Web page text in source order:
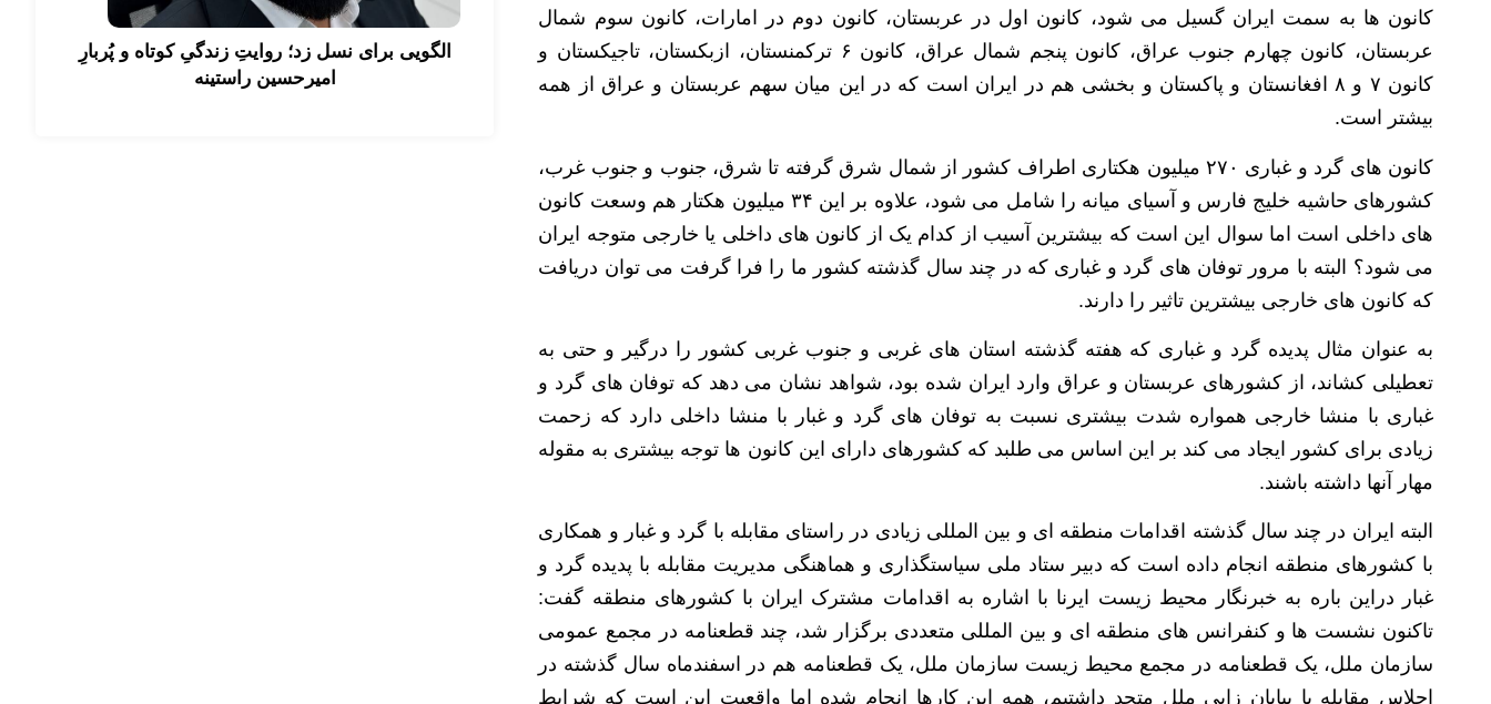
کانون ها به سمت ایران گسیل می شود، کانون اول در عربستان، کانون دوم در امارات، کانون سوم شمال
عربستان، کانون چهارم جنوب عراق، کانون پنجم شمال عراق، کانون ۶ ترکمنستان، ازبکستان، تاجیکستان و
کانون ٧ و ٨ افغانستان و پاکستان و بخشی هم در ایران است که در این میان سهم عربستان و عراق از همه
بیشتر است.
کانون های گرد و غباری ۲۷۰ میلیون هکتاری اطراف کشور از شمال شرق گرفته تا شرق، جنوب و جنوب غرب،
کشورهای حاشیه خلیج فارس و آسیای میانه را شامل می شود، علاوه بر این ۳۴ میلیون هکتار هم وسعت کانون
های داخلی است اما سوال این است که بیشترین آسیب از کدام یک از کانون های داخلی یا خارجی متوجه ایران
می شود؟ البته با مرور توفان های گرد و غباری که در چند سال گذشته کشور ما را فرا گرفت می توان دریافت
که کانون های خارجی بیشترین تاثیر را دارند.
به عنوان مثال پدیده گرد و غباری که هفته گذشته استان های غربی و جنوب غربی کشور را درگیر و حتی به
تعطیلی کشاند، از کشورهای عربستان و عراق وارد ایران شده بود، شواهد نشان می دهد که توفان های گرد و
غباری با منشا خارجی همواره شدت بیشتری نسبت به توفان های گرد و غبار با منشا داخلی دارد که زحمت
زیادی برای کشور ایجاد می کند بر این اساس می طلبد که کشورهای دارای این کانون ها توجه بیشتری به مقوله
مهار آنها داشته باشند.
البته ایران در چند سال گذشته اقدامات منطقه ای و بین المللی زیادی در راستای مقابله با گرد و غبار و همکاری
با کشورهای منطقه انجام داده است که دبیر ستاد ملی ‌سیاستگذاری و هماهنگی ‌مدیریت‌ مقابله با پدیده گرد و
غبار دراین باره به خبرنگار محیط زیست ایرنا با اشاره به اقدامات مشترک ایران با کشورهای منطقه گفت:
تاکنون نشست ها و کنفرانس های منطقه ای و بین المللی متعددی برگزار شد، چند قطعنامه در مجمع عمومی
سازمان ملل، یک قطعنامه در مجمع محیط زیست سازمان ملل، یک قطعنامه هم در اسفندماه سال گذشته در
اجلاس مقابله با بیابان زایی ملل متحد داشتیم، همه این کارها انجام شده اما واقعیت این است که شرایط
الگویی برای نسل زد؛ روایتِ زندگیِ کوتاه و پُربارِ
امیرحسین راستینه